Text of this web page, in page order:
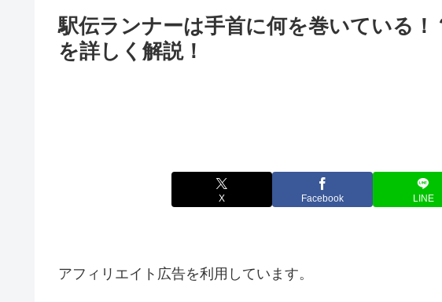
駅伝ランナーは手首に何を巻いている
を詳しく解説！
X Facebook LINE
アフィリエイト広告を利用しています。